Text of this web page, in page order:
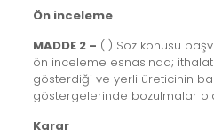
Ön inceleme
MADDE 2 – (1) Söz konusu
ön inceleme esnasında;
gösterdiği ve yerli üreticinin
göstergelerinde bozulmalar
Karar